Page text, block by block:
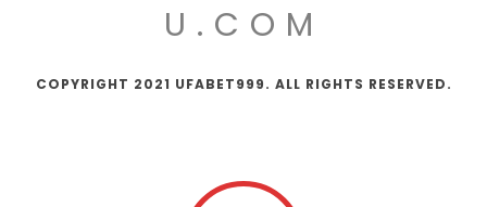
U.COM
COPYRIGHT 2021 UFABET999. ALL RIGHTS RESERVED.